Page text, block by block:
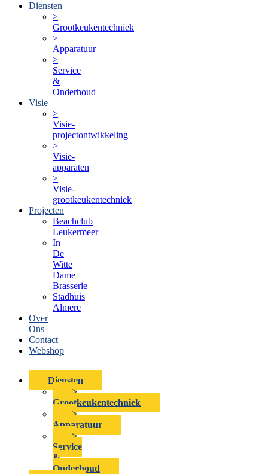
Diensten
>
Grootkeukentechniek
>
Apparatuur
>
Service
&
Onderhoud
Visie
>
Visie-
projectontwikkeling
>
Visie-
apparaten
>
Visie-
grootkeukentechniek
Projecten
Beachclub
Leukermeer
In
De
Witte
Dame
Brasserie
Stadhuis
Almere
Over
Ons
Contact
Webshop
Diensten
>
Grootkeukentechniek
>
Apparatuur
>
Service
&
Onderhoud